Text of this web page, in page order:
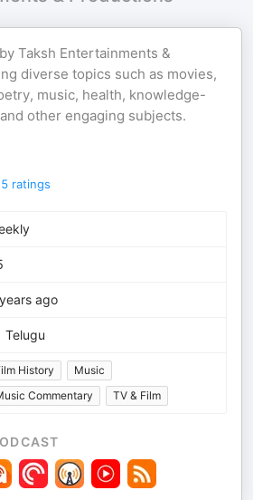
Taksh Entertainments &
diverse topics such as movies,
music, health, knowledge-
other engaging subjects.
5 ratings
ago
Telugu
History
Music
Commentary
TV & Film